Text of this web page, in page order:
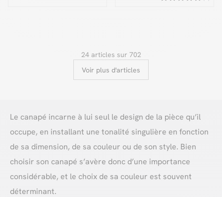
24 articles sur 702
Voir plus d'articles
Le canapé incarne à lui seul le design de la pièce qu’il
occupe, en installant une tonalité singulière en fonction
de sa dimension, de sa couleur ou de son style. Bien
choisir son canapé s’avère donc d’une importance
considérable, et le choix de sa couleur est souvent
déterminant.